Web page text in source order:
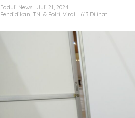
k
p
o
l
o
v
a
n
Faduli News
Juli 21, 2024
Pendidikan, TNI & Polri, Viral 613 Dilihat